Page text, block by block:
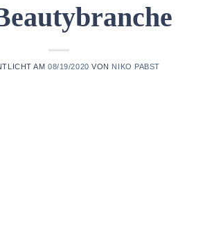
AM08/19/2020 VON NIKO PABST